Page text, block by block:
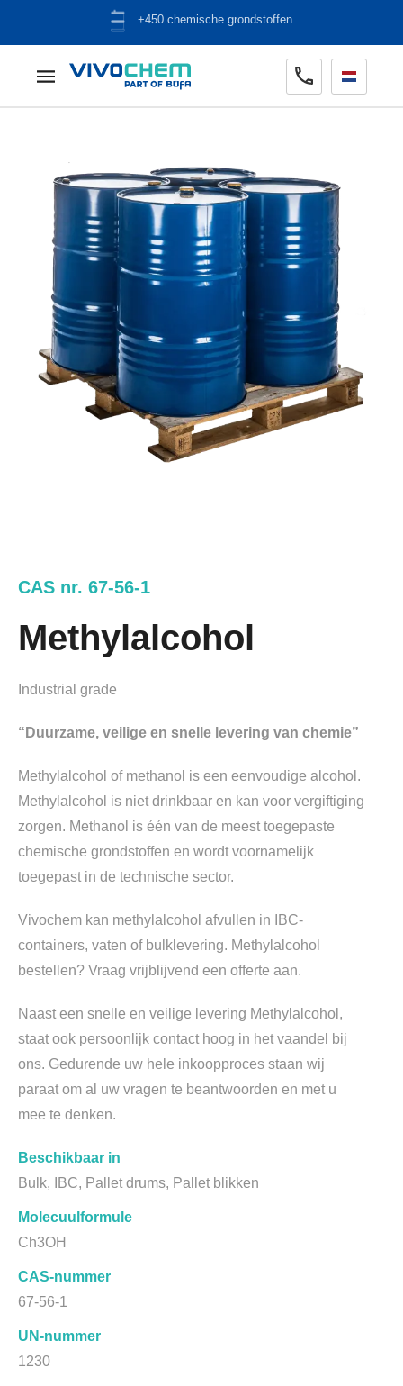
ADR opslag
CAS nr. 67-56-1
Methylalcohol
Industrial grade
“Duurzame, veilige en snelle levering van chemie”
Methylalcohol of methanol is een eenvoudige alcohol.
Methylalcohol is niet drinkbaar en kan voor vergiftiging
zorgen. Methanol is één van de meest toegepaste
chemische grondstoffen en wordt voornamelijk
toegepast in de technische sector.
Vivochem kan methylalcohol afvullen in IBC-
containers, vaten of bulklevering. Methylalcohol
bestellen? Vraag vrijblijvend een offerte aan.
Naast een snelle en veilige levering Methylalcohol,
staat ook persoonlijk contact hoog in het vaandel bij
ons. Gedurende uw hele inkoopproces staan wij
paraat om al uw vragen te beantwoorden en met u
mee te denken.
Beschikbaar in
Bulk, IBC, Pallet drums, Pallet blikken
Molecuulformule
Ch3OH
CAS-nummer
67-56-1
UN-nummer
1230